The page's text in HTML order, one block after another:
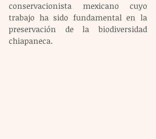
conservacionista mexicano cuyo
trabajo ha sido fundamental en la
preservación de la biodiversidad
chiapaneca.